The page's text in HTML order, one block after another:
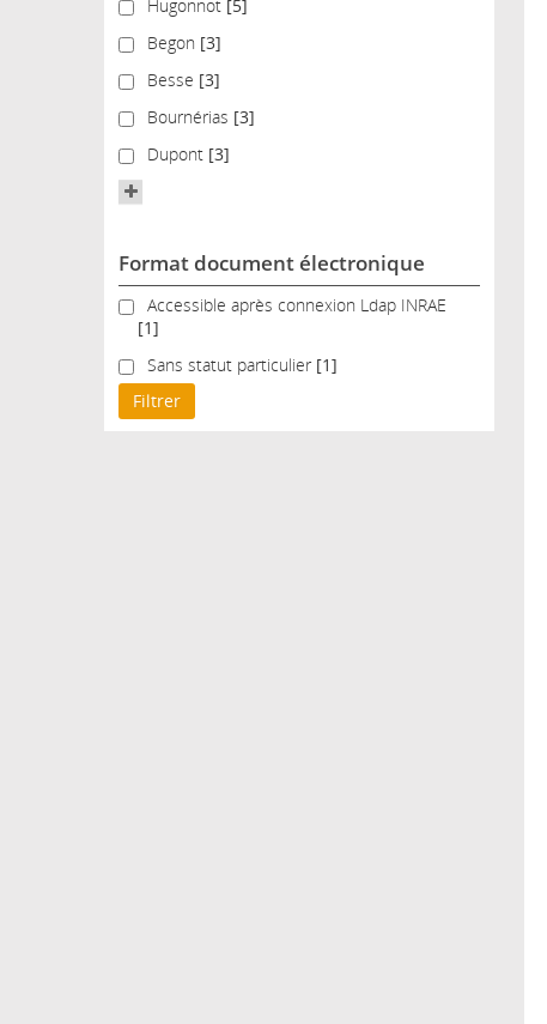
Hugonnot
Hugonnot [5]
BegonBegon [3]
BesseBesse [3]
Bournérias
Bournérias [3]
DupontDupont [3]
Format document électronique
Accessible après connexion Ldap INRAE
Accessible après connexion Ldap INRAE
[1]
Sans statut particulier
Sans statut particulier [1]